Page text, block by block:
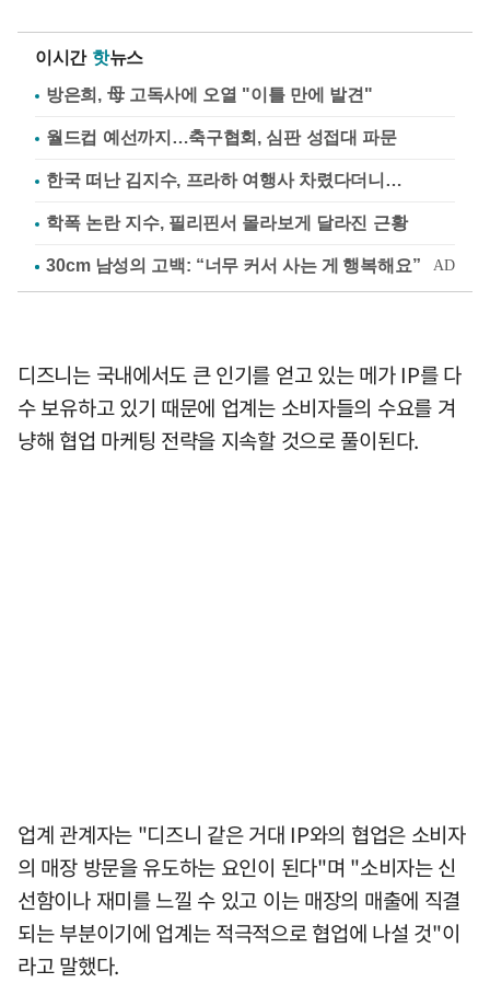
이시간 핫뉴스
방은희, 母 고독사에 오열 "이틀 만에 발견"
월드컵 예선까지…축구협회, 심판 성접대 파문
한국 떠난 김지수, 프라하 여행사 차렸다더니…
학폭 논란 지수, 필리핀서 몰라보게 달라진 근황
디즈니는 국내에서도 큰 인기를 얻고 있는 메가 IP를 다
수 보유하고 있기 때문에 업계는 소비자들의 수요를 겨
냥해 협업 마케팅 전략을 지속할 것으로 풀이된다.
업계 관계자는 "디즈니 같은 거대 IP와의 협업은 소비자
의 매장 방문을 유도하는 요인이 된다"며 "소비자는 신
선함이나 재미를 느낄 수 있고 이는 매장의 매출에 직결
되는 부분이기에 업계는 적극적으로 협업에 나설 것"이
라고 말했다.